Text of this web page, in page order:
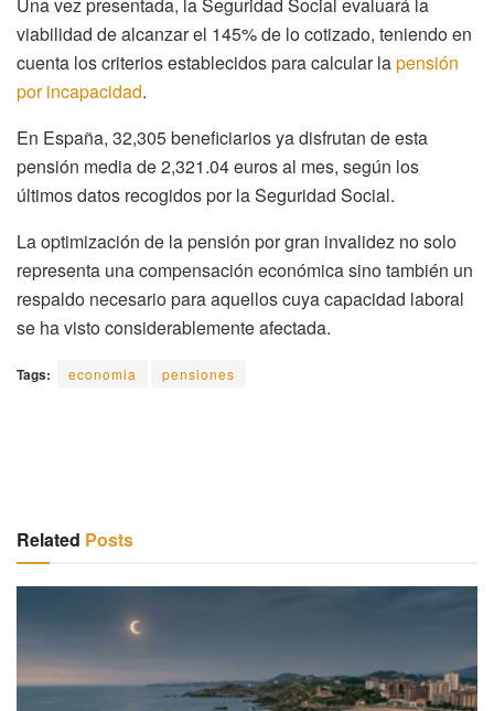
viabilidad de alcanzar el 145% de lo cotizado, teniendo en
cuenta los criterios establecidos para calcular lapensión
por incapacidad.
En España, 32,305 beneficiarios ya disfrutan de esta
pensión media de 2,321.04 euros al mes, según los
últimos datos recogidos por la Seguridad Social.
La optimización de la pensión por gran invalidez no solo
representa una compensación económica sino también un
respaldo necesario para aquellos cuya capacidad laboral
se ha visto considerablemente afectada.
Tags: economia pensiones
Related Posts